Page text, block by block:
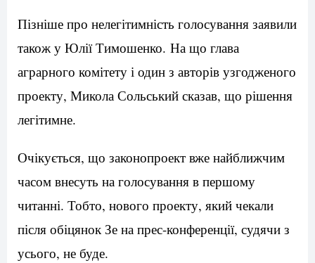
Пізніше про нелегітимність голосування заявили
також у Юлії Тимошенко. На що глава
аграрного комітету і один з авторів узгодженого
проекту, Микола Сольський сказав, що рішення
легітимне.
Очікується, що законопроект вже найближчим
часом внесуть на голосування в першому
читанні. Тобто, нового проекту, який чекали
після обіцянок Зе на прес-конференції, судячи з
усього, не буде.